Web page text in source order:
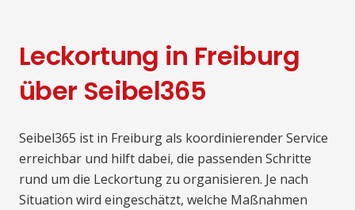
Leckortung in Freiburg
über Seibel365
Seibel365 ist in Freiburg als koordinierender Service
erreichbar und hilft dabei, die passenden Schritte
rund um die Leckortung zu organisieren. Je nach
Situation wird eingeschätzt, welche Maßnahmen